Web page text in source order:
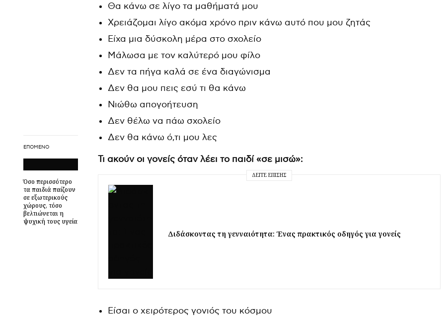
ΕΠΌΜΕΝΟ
Όσο περισσότερο
τα παιδιά παίζουν
σε εξωτερικούς
χώρους, τόσο
βελτιώνεται η
ψυχική τους υγεία
Θα κάνω σε λίγο τα μαθήματά μου
Χρειάζομαι λίγο ακόμα χρόνο πριν κάνω αυτό που μου ζητάς
Είχα μια δύσκολη μέρα στο σχολείο
Μάλωσα με τον καλύτερό μου φίλο
Δεν τα πήγα καλά σε ένα διαγώνισμα
Δεν θα μου πεις εσύ τι θα κάνω
Νιώθω απογοήτευση
Δεν θέλω να πάω σχολείο
Δεν θα κάνω ό,τι μου λες
Τι ακούν οι γονείς όταν λέει το παιδί «σε μισώ»:
ΔΕΊΤΕ ΕΠΊΣΗΣ
Διδάσκοντας τη γενναιότητα: Ένας πρακτικός οδηγός για γονείς
Είσαι ο χειρότερος γονιός του κόσμου